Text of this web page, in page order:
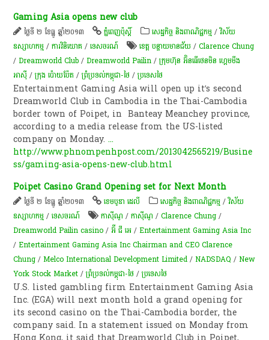
Gaming Asia opens new club
ថ្ងៃទី ២ ខែធ្នូ ឆ្នាំ២០១៣ ភ្នំពេញប៉ុស្តិ៍ សេដ្ឋកិច្ច និងពាណិជ្ជកម្ម /វិស័យ
ឧស្សាហកម្ម /ការវិនិយោគ /ទេសចរណ៍ ខេត្ត បន្ទាយមានជ័យ /Clarence Chung
/Dreamworld Club /Dreamworld Pailin /ក្រុមហ៊ុន​ អ៊ិនធើថេនមិន ហ្គេមមីង
អាស៊ី /ក្រុង ប៉ោយប៉ែត /ព្រំប្រទល់កម្ពុជា-ថៃ /ប្រទេសថៃ
Entertainment Gaming Asia will open up it’s second
Dreamworld Club in Cambodia in the Thai-Cambodia
border town of Poipet, in Banteay Meanchey province,
according to a media release from the US-listed
company on Monday....
http://www.phnompenhpost.com/2013042565219/Busine
ss/gaming-asia-opens-new-club.html
Poipet Casino Grand Opening set for Next Month
ថ្ងៃទី ២ ខែធ្នូ ឆ្នាំ២០១៣ ខេមបូឌា ដេលី សេដ្ឋកិច្ច និងពាណិជ្ជកម្ម /វិស័យ
ឧស្សាហកម្ម /ទេសចរណ៍ កាស៊ីណូ /កាស៊ីណូ /Clarence Chung /
Dreamworld Pailin casino /អ៊ី ជី អេ /Entertainment Gaming Asia Inc
/Entertainment Gaming Asia Inc Chairman and CEO Clarence
Chung /Melco International Development Limited /NADSDAQ /New
York Stock Market /ព្រំប្រទល់កម្ពុជា-ថៃ /ប្រទេសថៃ
U.S. listed gambling firm Entertainment Gaming Asia
Inc. (EGA) will next month hold a grand opening for
its second casino on the Thai-Cambodia border, the
company said. In a statement issued on Monday from